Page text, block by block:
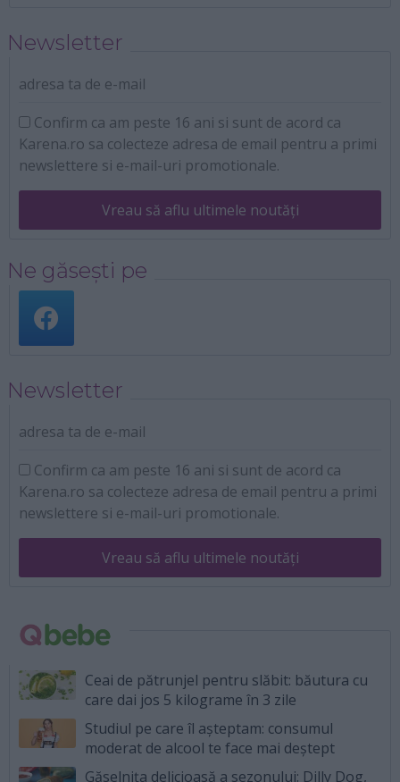
Newsletter
adresa ta de e-mail
Confirm ca am peste 16 ani si sunt de acord ca
Karena.ro sa colecteze adresa de email pentru a primi
newslettere si e-mail-uri promotionale.
Vreau să aflu ultimele noutăți
Ne găsești pe
Newsletter
adresa ta de e-mail
Confirm ca am peste 16 ani si sunt de acord ca
Karena.ro sa colecteze adresa de email pentru a primi
newslettere si e-mail-uri promotionale.
Vreau să aflu ultimele noutăți
Ceai de pătrunjel pentru slăbit: băutura cu
care dai jos 5 kilograme în 3 zile
Studiul pe care îl așteptam: consumul
moderat de alcool te face mai deștept
Găselnița delicioasă a sezonului: Dilly Dog,